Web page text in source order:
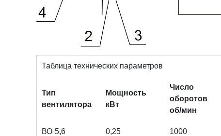
Таблица технических параметров
Тип
вентилятора
Мощность
кВт
Число
оборотов
об/мин
ВО-5,6 0,25 1000